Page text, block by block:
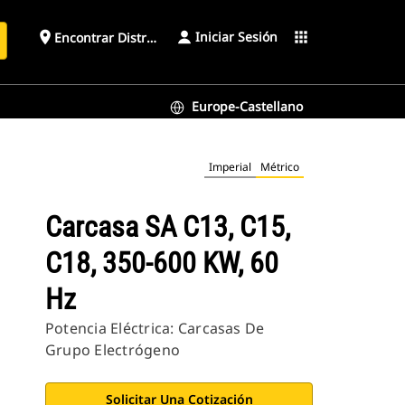
place Encontrar Distribuidor Iniciar Sesión apps
Europe-Castellano
Imperial Métrico
Carcasa SA C13, C15,
C18, 350-600 KW, 60
Hz
Potencia Eléctrica: Carcasas De
Grupo Electrógeno
Solicitar Una Cotización